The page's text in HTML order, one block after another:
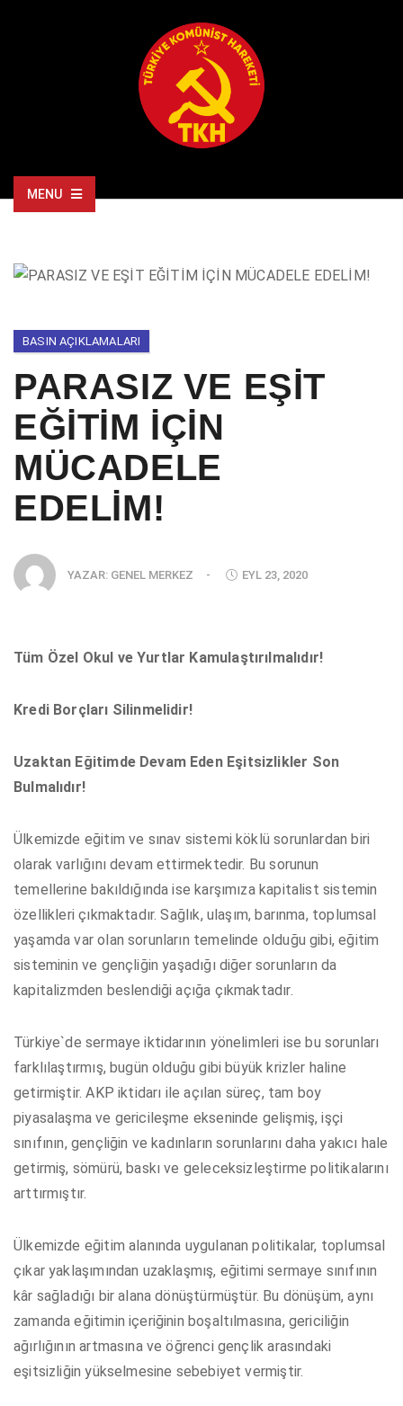
MENU
BASIN AÇIKLAMALARI
PARASIZ VE EŞİT
EĞİTİM İÇİN
MÜCADELE
EDELİM!
YAZAR: GENEL MERKEZ - EYL 23, 2020
Tüm Özel Okul ve Yurtlar Kamulaştırılmalıdır!
Kredi Borçları Silinmelidir!
Uzaktan Eğitimde Devam Eden Eşitsizlikler Son
Bulmalıdır!
Ülkemizde eğitim ve sınav sistemi köklü sorunlardan biri
olarak varlığını devam ettirmektedir. Bu sorunun
temellerine bakıldığında ise karşımıza kapitalist sistemin
özellikleri çıkmaktadır. Sağlık, ulaşım, barınma, toplumsal
yaşamda var olan sorunların temelinde olduğu gibi, eğitim
sisteminin ve gençliğin yaşadığı diğer sorunların da
kapitalizmden beslendiği açığa çıkmaktadır.
Türkiye`de sermaye iktidarının yönelimleri ise bu sorunları
farklılaştırmış, bugün olduğu gibi büyük krizler haline
getirmiştir. AKP iktidarı ile açılan süreç, tam boy
piyasalaşma ve gericileşme ekseninde gelişmiş, işçi
sınıfının, gençliğin ve kadınların sorunlarını daha yakıcı hale
getirmiş, sömürü, baskı ve geleceksizleştirme politikalarını
arttırmıştır.
Ülkemizde eğitim alanında uygulanan politikalar, toplumsal
çıkar yaklaşımından uzaklaşmış, eğitimi sermaye sınıfının
kâr sağladığı bir alana dönüştürmüştür. Bu dönüşüm, aynı
zamanda eğitimin içeriğinin boşaltılmasına, gericiliğin
ağırlığının artmasına ve öğrenci gençlik arasındaki
eşitsizliğin yükselmesine sebebiyet vermiştir.